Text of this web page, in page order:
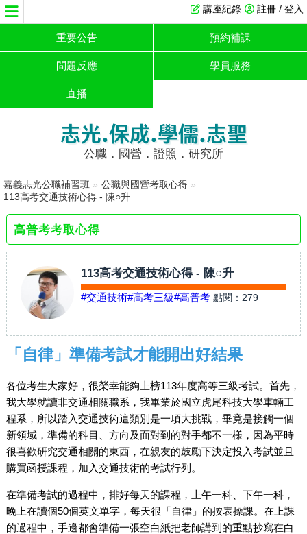
註冊 / 登入
講座紀錄
重要公告 預約補課
問題反應 學員服務
直播
志光.保成.學儒.志聖
公職．國營．證照．研究所
嘉義志光公職補習班 » 公職與國營考取心得 »
113高考交通技術心得 - 陳○升
高普考考取心得
113高考交通技術心得 - 陳○升
#交通技術#高考三級#高普考 點閱： 279
「自律」準備考試才能開出好結果
各位考生大家好，很榮幸能夠上榜113年度高等三級考試。首先，
我大學就讀非交通相關職系，我畢業於國立虎尾科技大學車輛工
程系，所以踏入交通技術這類別是一項大挑戰，畢竟是接觸一個
新領域，準備的科目、方向及面對到的對手都不一樣，因為平時
很喜歡研究交通相關的東西，在親友的鼓勵下決定投入考試並且
購買函授課程，加入交通技術的考試行列。
在準備考試的過程中，排好每天的課程，上午一科、下午一科，
晚上在讀個50個英文單字，每天很「自律」的按表操課。在上課
的過程中，手邊都會準備一張空白紙把老師講到的重點抄寫在白